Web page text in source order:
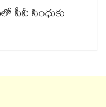
పీవీ సింధుకు